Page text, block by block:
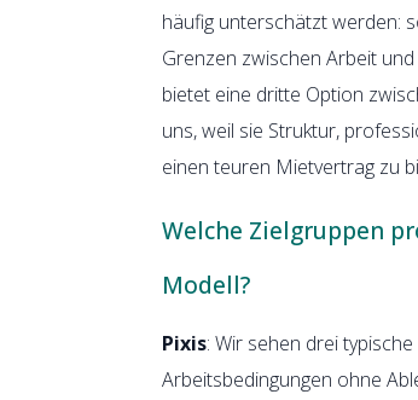
häufig unterschätzt werden:
Grenzen zwischen Arbeit
bietet eine dritte Option
uns, weil sie Struktur,
einen teuren Mietvertrag zu
Welche Zielgruppen
Modell?
Pixis: Wir sehen drei
Arbeitsbedingungen ohne